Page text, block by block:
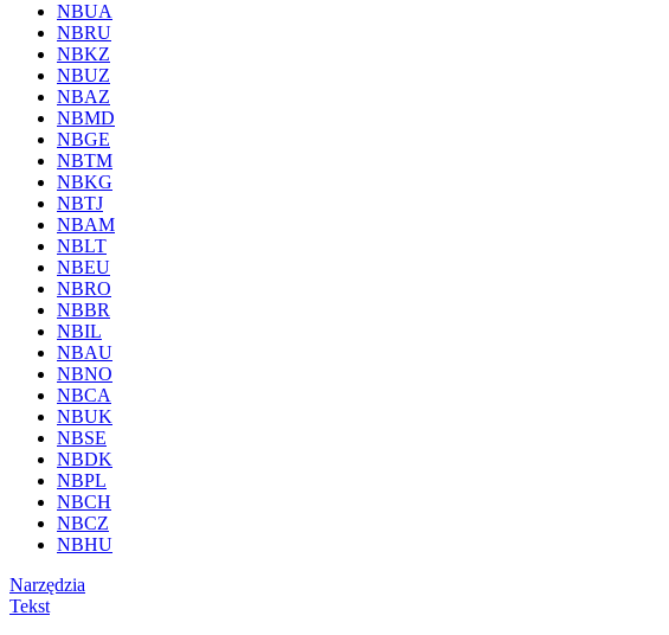
NBUA
NBRU
NBKZ
NBUZ
NBAZ
NBMD
NBGE
NBTM
NBKG
NBTJ
NBAM
NBLT
NBEU
NBRO
NBBR
NBIL
NBAU
NBNO
NBCA
NBUK
NBSE
NBDK
NBPL
NBCH
NBCZ
NBHU
Narzędzia
Tekst